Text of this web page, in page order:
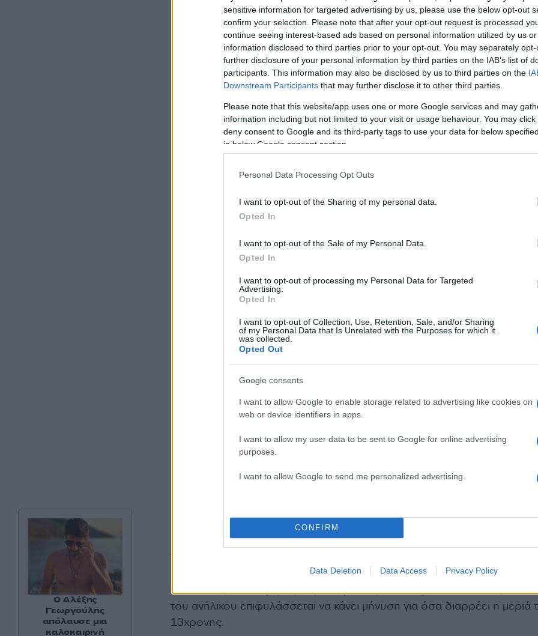
sensitive information for targeted advertising by us, please use the below opt-out
confirm your selection. Please note that after your opt-out request is processed
continue seeing interest-based ads based on personal information utilized by us
information disclosed to third parties prior to your opt-out. You may separately
further disclosure of your personal information by third parties on the IAB’s list of
participants. This information may also be disclosed by us to third parties on the
Downstream Participants that may further disclose it to other third parties.
Please note that this website/app uses one or more Google services and may
information including but not limited to your visit or usage behaviour. You may
deny consent to Google and its third-party tags to use your data for below
in below Google consent section.
Personal Data Processing Opt Outs
I want to opt-out of the Sharing of my personal data.
Opted In
I want to opt-out of the Sale of my Personal Data.
Opted In
I want to opt-out of processing my Personal Data for Targeted
Advertising.
Opted In
I want to opt-out of Collection, Use, Retention, Sale, and/or Sharing
of my Personal Data that Is Unrelated with the Purposes for which it
was collected.
Opted Out
Google consents
I want to allow Google to enable storage related to advertising like cookies on
web or device identifiers in apps.
I want to allow my user data to be sent to Google for online advertising
purposes.
I want to allow Google to send me personalized advertising.
CONFIRM
Data Deletion Data Access Privacy Policy
χρειάζονται ειδική βοήθεια από παιδοψυχολόγους ή
Μάλιστα, αποκάλυψε πως «έχω και εγώ στην κατοχή μου άλλα
από την 13χρονη», για την οποία υποστήριξε ότι «δεν είναι αμέτοχη» και
αναρωτήθηκε πώς της μπήκε στο μυαλό να κάνει ό,τι έκανε.
ΔΙΑΦΗΜΙΣΗ
απειλήσει, λέει ότι το αντίθετο έχει γίνει, δηλαδή ότι
με τον ανήλικο ζητώντας του επιτακτικά να διακόψει τη σχέση με την
του
Κλείνοντας, ο δικηγόρος της οικογένειας του 15χρονου είπε πως η
του ανήλικου επιφυλάσσεται να κάνει μήνυση για όσα διαρρέει η μεριά
13χρονης.
Ο Αλέξης
Γεωργούλης
απόλαυσε μια
καλοκαιρινή